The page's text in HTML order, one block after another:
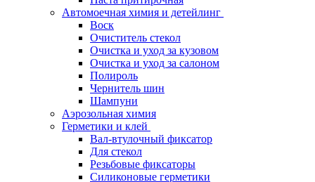
Автомоечная химия и детейлинг
Воск
Очиститель стекол
Очистка и уход за кузовом
Очистка и уход за салоном
Полироль
Чернитель шин
Шампуни
Аэрозольная химия
Герметики и клей
Вал-втулочный фиксатор
Для стекол
Резьбовые фиксаторы
Силиконовые герметики